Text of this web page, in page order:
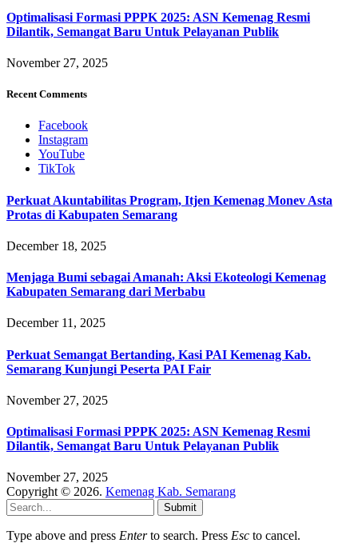
Optimalisasi Formasi PPPK 2025: ASN Kemenag Resmi
Dilantik, Semangat Baru Untuk Pelayanan Publik
November 27, 2025
Recent Comments
Facebook
Instagram
YouTube
TikTok
Perkuat Akuntabilitas Program, Itjen Kemenag Monev Asta
Protas di Kabupaten Semarang
December 18, 2025
Menjaga Bumi sebagai Amanah: Aksi Ekoteologi Kemenag
Kabupaten Semarang dari Merbabu
December 11, 2025
Perkuat Semangat Bertanding, Kasi PAI Kemenag Kab.
Semarang Kunjungi Peserta PAI Fair
November 27, 2025
Optimalisasi Formasi PPPK 2025: ASN Kemenag Resmi
Dilantik, Semangat Baru Untuk Pelayanan Publik
November 27, 2025
Copyright © 2026. Kemenag Kab. Semarang
Submit
Type above and press Enterto search. Press Esc to cancel.